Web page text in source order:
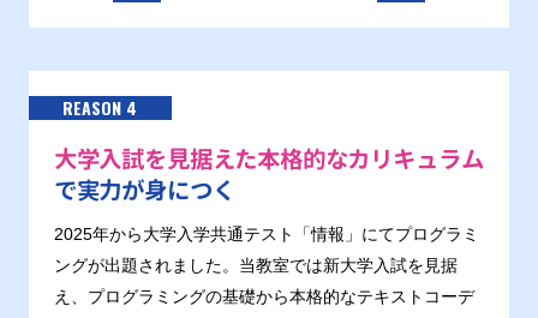
REASON 4
大学入試を見据えた本格的なカリキュラム
で実力が身につく
2025年から大学入学共通テスト「情報」にてプログラミ
ングが出題されました。当教室では新大学入試を見据
え、プログラミングの基礎から本格的なテキストコーデ